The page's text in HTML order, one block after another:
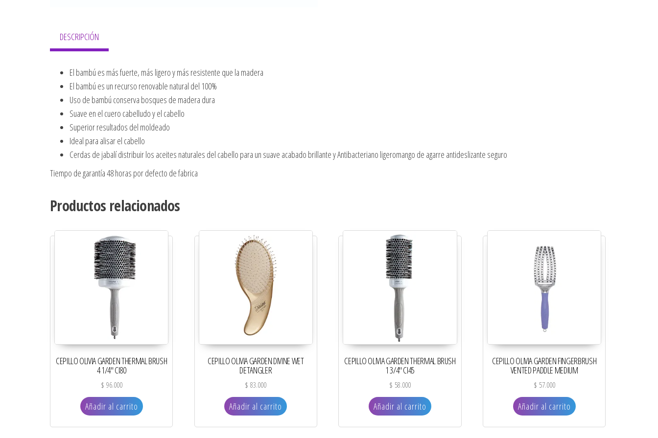
DESCRIPCIÓN
El bambú es más fuerte, más ligero y más resistente que la madera
El bambú es un recurso renovable natural del 100%
Uso de bambú conserva bosques de madera dura
Suave en el cuero cabelludo y el cabello
Superior resultados del moldeado
Ideal para alisar el cabello
Cerdas de jabalí distribuir los aceites naturales del cabello para un suave acabado brillante y Antibacteriano ligeromango de agarre antideslizante seguro
Tiempo de garantía 48 horas por defecto de fabrica
Productos relacionados
CEPILLO OLIVIA GARDEN THERMAL BRUSH
4 1/4″ CI80
$ 96.000
Añadir al carrito
CEPILLO OLIVIA GARDEN DIVINE WET
DETANGLER
$ 83.000
Añadir al carrito
CEPILLO OLIVIA GARDEN THERMAL BRUSH
1 3/4″ CI45
$ 58.000
Añadir al carrito
CEPILLO OLIVIA GARDEN FINGERBRUSH
VENTED PADDLE MEDIUM
$ 57.000
Añadir al carrito